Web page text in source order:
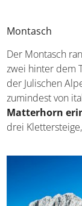
Montasch
Der Montasch
zwei hinter dem
der Julischen
zumindest von
Matterhorn
drei